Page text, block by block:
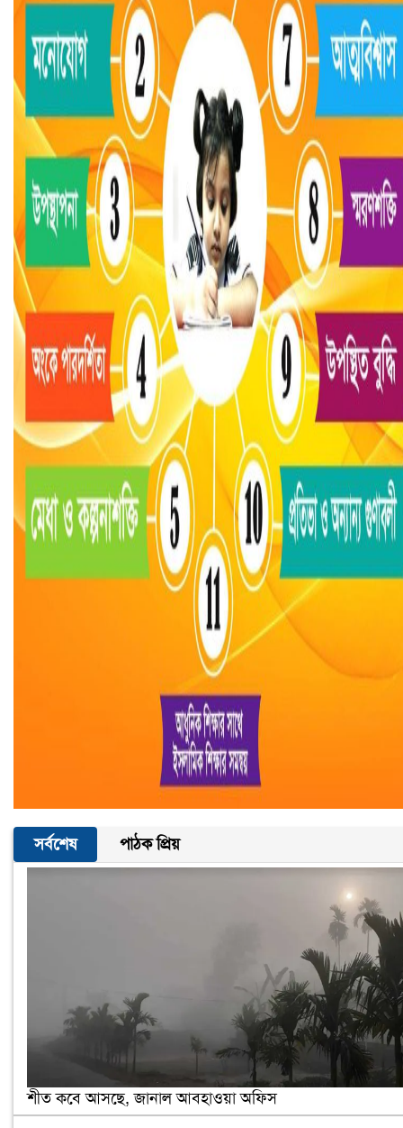
সর্বশেষ পাঠক প্রিয়
শীত কবে আসছে, জানাল আবহাওয়া অফিস